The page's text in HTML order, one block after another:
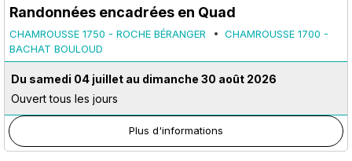
Randonnées encadrées en Quad
CHAMROUSSE 1750 - ROCHE BÉRANGER
CHAMROUSSE 1700 -
BACHAT BOULOUD
Du samedi 04 juillet au dimanche 30 août 2026
Ouvert tous les jours
Plus d'informations